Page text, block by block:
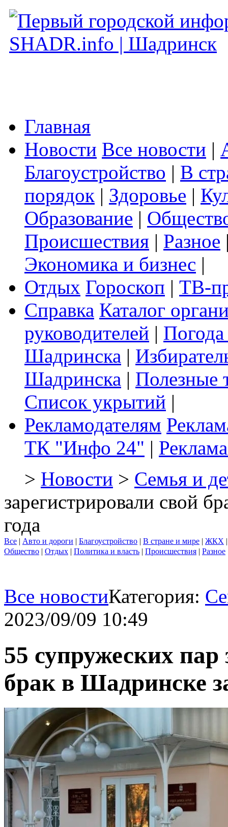
Главная
Новости Все новости |
Благоустройство | В
порядок | Здоровье |
Образование |
Происшествия | Разное
Экономика и бизнес |
Отдых Гороскоп | ТВ-
Справка Каталог
руководителей |
Шадринска |
Шадринска | Полезные
Список укрытий |
Рекламодателям
ТК "Инфо 24" |
> Новости > Семья и
зарегистрировали свой
года
Все | Авто и дороги | Благоустройство | В стране и мире | ЖКХ
Общество | Отдых | Политика и власть | Происшествия | Разное
Все новостиКатегория:
2023/09/09 10:49
55 супружеских пар
брак в Шадринске